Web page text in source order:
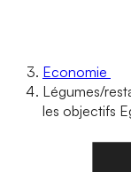
Economie
Légumes/
les objectifs